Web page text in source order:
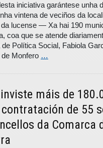
iniciativa garántese unha
vintena de veciños da
lucense ― Xa hai 190
coa que se atende
de Política Social, Fabiola
Monfero …
máis de
de 55
da Comarca